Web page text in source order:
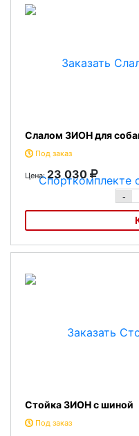
Слалом ЗИОН для
Под заказ
Цена:23 030
-
Слалом ЗИОН для собак
Стойка ЗИОН с шиной
Под заказ